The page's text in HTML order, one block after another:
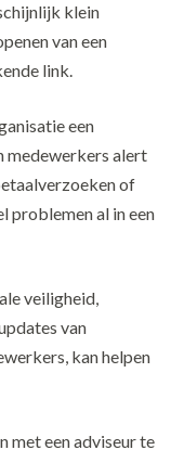
klein
van een
link.
een
medewerkers alert
of
problemen al in een
veiligheid,
van
kan helpen
met een adviseur te